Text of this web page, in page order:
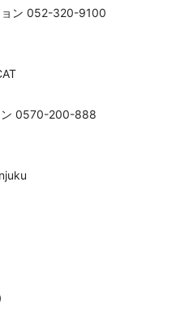
ョン 052-320-9100
ン 0570-200-888